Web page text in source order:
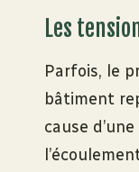
Les
Parfois, le
bâtiment
cause